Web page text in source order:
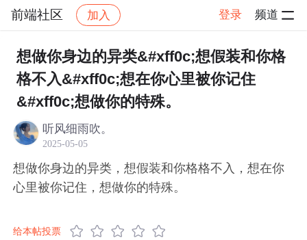
前端社区 加入 登录 频道
社区 前端社区 感慨 帖子详情
想做你身边的异类&#xff0c;想假装和你格
格不入&#xff0c;想在你心里被你记住
&#xff0c;想做你的特殊。
听风细雨吹。
2025-05-05
想做你身边的异类，想假装和你格格不入，想在你
心里被你记住，想做你的特殊。
给本帖投票